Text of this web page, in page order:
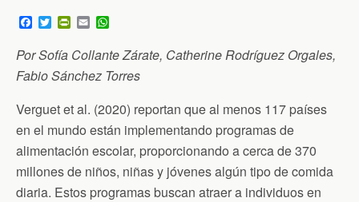
F
a
e
b
o
k
T
w
t
t
e
P
n
t
F
i
e
n
d
l
y
E
m
a
i
l
a
t
s
A
p
Por Sofía Collante Zárate, Catherine Rodríguez Orgales,
Fabio Sánchez Torres
Verguet et al. (2020) reportan que al menos 117 países
en el mundo están implementando programas de
alimentación escolar, proporcionando a cerca de 370
millones de niños, niñas y jóvenes algún tipo de comida
diaria. Estos programas buscan atraer a individuos en